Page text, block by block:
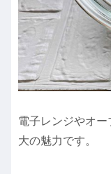
電子レンジやオ
大の魅力です。